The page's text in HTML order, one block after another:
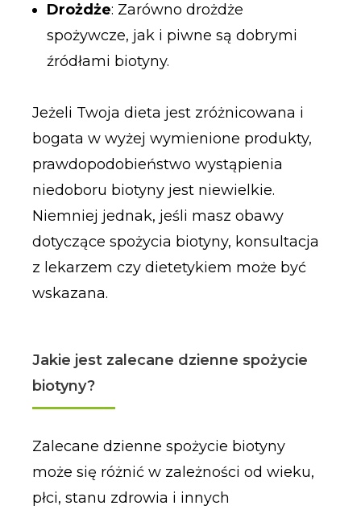
Drożdże: Zarówno drożdże
spożywcze, jak i piwne są dobrymi
źródłami biotyny.
Jeżeli Twoja dieta jest zróżnicowana i
bogata w wyżej wymienione produkty,
prawdopodobieństwo wystąpienia
niedoboru biotyny jest niewielkie.
Niemniej jednak, jeśli masz obawy
dotyczące spożycia biotyny, konsultacja
z lekarzem czy dietetykiem może być
wskazana.
Jakie jest zalecane dzienne spożycie
biotyny?
Zalecane dzienne spożycie biotyny
może się różnić w zależności od wieku,
płci, stanu zdrowia i innych